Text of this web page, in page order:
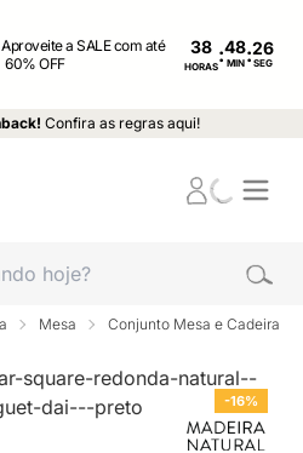
Aproveite a SALE com até
60% OFF
38
HORAS: MIN : SEG
Confira as regras aqui!
Mesa Conjunto Mesa e Cadeira
-16%